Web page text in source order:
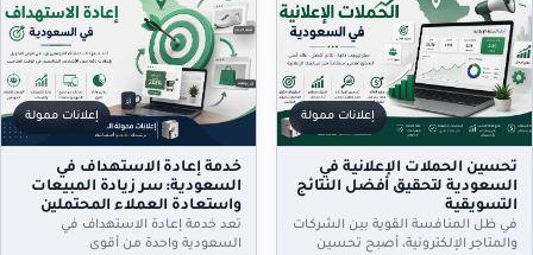
إعلانات ممولة
تحسين الحملات الإعلانية في
السعودية لتحقيق أفضل النتائج
التسويقية
في ظل المنافسة القوية بين الشركات
والمتاجر الإلكترونية، أصبح تحسين
إعلانات ممولة
خدمة إعادة الاستهداف في
السعودية: سر زيادة المبيعات
واستعادة العملاء المحتملين
تعد خدمة إعادة الاستهداف في
السعودية واحدة من أقوى